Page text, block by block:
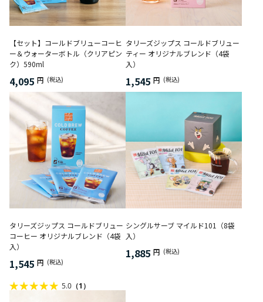
【セット】コールドブリューコーヒ
ー＆ウォーターボトル（クリアピン
ク）590ml
4,095 円 (税込)
タリーズジップス コールドブリュー
ティー オリジナルブレンド（4袋
入）
1,545 円 (税込)
タリーズジップス コールドブリュー
コーヒー オリジナルブレンド（4袋
入）
1,545 円 (税込)
5.0 （1）
シングルサーブ マイルド101（8袋
入）
1,885 円 (税込)